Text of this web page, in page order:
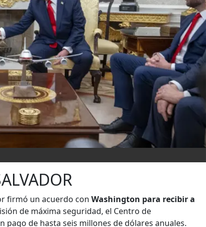
firmó un acuerdo con Washington para recibir a
de máxima seguridad, el Centro de
pago de hasta seis millones de dólares anuales.